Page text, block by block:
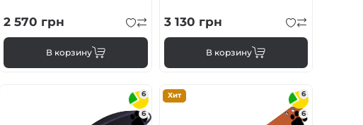
2 570 грн
В корзину
3 130 грн
В корзину
6
6
Хит 6
6